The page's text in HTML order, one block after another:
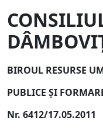
BIROUL RESURSE
PUBLICE ŞI
Nr. 6412/17.05.2011